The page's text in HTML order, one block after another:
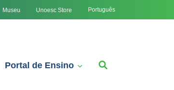
Museu Unoesc Store Português
Portal de Ensino